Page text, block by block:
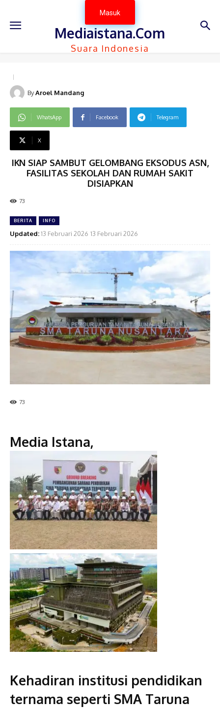
Masuk
Mediaistana.Com
Suara Indonesia
ByAroel Mandang
WhatsApp Facebook Telegram
X
IKN SIAP SAMBUT GELOMBANG EKSODUS ASN,
FASILITAS SEKOLAH DAN RUMAH SAKIT
DISIAPKAN
73
BERITA INFO
Updated:13 Februari 2026 13 Februari 2026
73
Media Istana,
Kehadiran institusi pendidikan
ternama seperti SMA Taruna